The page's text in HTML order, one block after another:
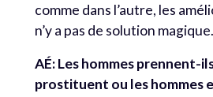
comme dans l’autre, les
n’y a pas de solution magique.
AÉ: Les hommes prennent-
prostituent ou les hommes